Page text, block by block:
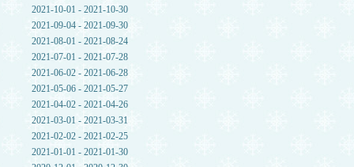
2021-10-01 - 2021-10-30
2021-09-04 - 2021-09-30
2021-08-01 - 2021-08-24
2021-07-01 - 2021-07-28
2021-06-02 - 2021-06-28
2021-05-06 - 2021-05-27
2021-04-02 - 2021-04-26
2021-03-01 - 2021-03-31
2021-02-02 - 2021-02-25
2021-01-01 - 2021-01-30